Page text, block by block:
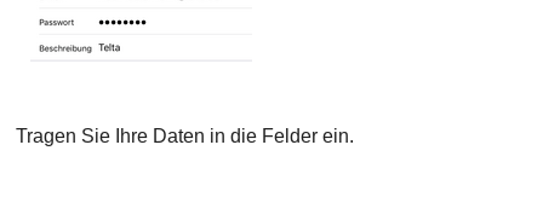
Tragen Sie Ihre Daten in die Felder ein.